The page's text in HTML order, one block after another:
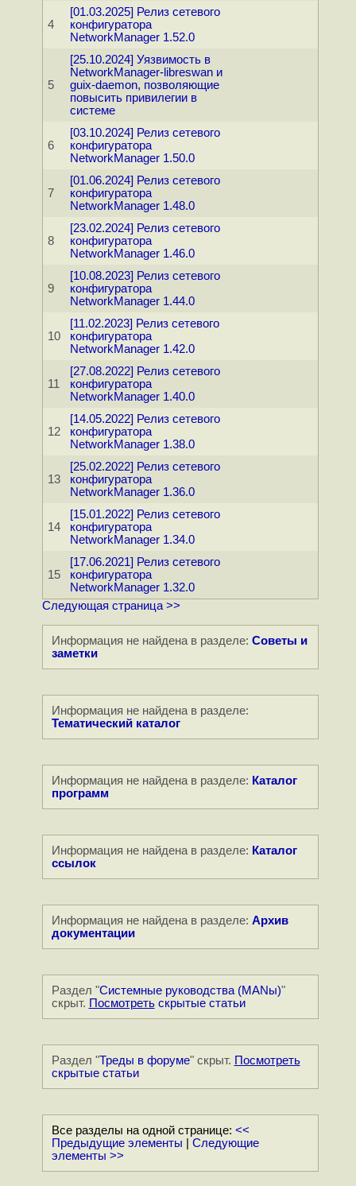
4
[01.03.2025] Релиз сетевого
конфигуратора
NetworkManager 1.52.0
5
[25.10.2024] Уязвимость в
NetworkManager-libreswan и
guix-daemon, позволяющие
повысить привилегии в
системе
6
[03.10.2024] Релиз сетевого
конфигуратора
NetworkManager 1.50.0
7
[01.06.2024] Релиз сетевого
конфигуратора
NetworkManager 1.48.0
8
[23.02.2024] Релиз сетевого
конфигуратора
NetworkManager 1.46.0
9
[10.08.2023] Релиз сетевого
конфигуратора
NetworkManager 1.44.0
10
[11.02.2023] Релиз сетевого
конфигуратора
NetworkManager 1.42.0
11
[27.08.2022] Релиз сетевого
конфигуратора
NetworkManager 1.40.0
12
[14.05.2022] Релиз сетевого
конфигуратора
NetworkManager 1.38.0
13
[25.02.2022] Релиз сетевого
конфигуратора
NetworkManager 1.36.0
14
[15.01.2022] Релиз сетевого
конфигуратора
NetworkManager 1.34.0
15
[17.06.2021] Релиз сетевого
конфигуратора
NetworkManager 1.32.0
Следующая страница >>
Информация не найдена в разделе: Советы и
заметки
Информация не найдена в разделе:
Тематический каталог
Информация не найдена в разделе: Каталог
программ
Информация не найдена в разделе: Каталог
ссылок
Информация не найдена в разделе: Архив
документации
Раздел "Системные руководства (MANы)"
скрыт. Посмотретьскрытые статьи
Раздел "Треды в форуме" скрыт. Посмотреть
скрытые статьи
Все разделы на одной странице: <<
Предыдущие элементы
Следующие
элементы >>